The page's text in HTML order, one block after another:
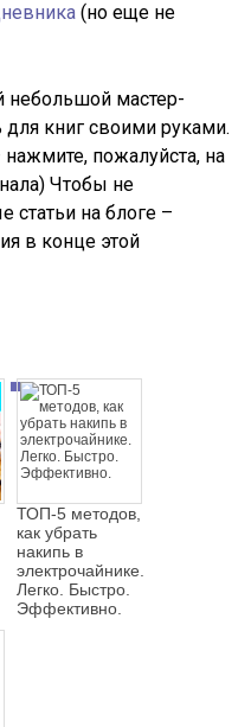
(но еще не
небольшой мастер-
для книг своими руками.
пожалуйста, на
Чтобы не
статьи на блоге –
в конце этой
ТОП-5 методов,
как убрать
накипь в
электрочайнике.
Легко. Быстро.
Эффективно.